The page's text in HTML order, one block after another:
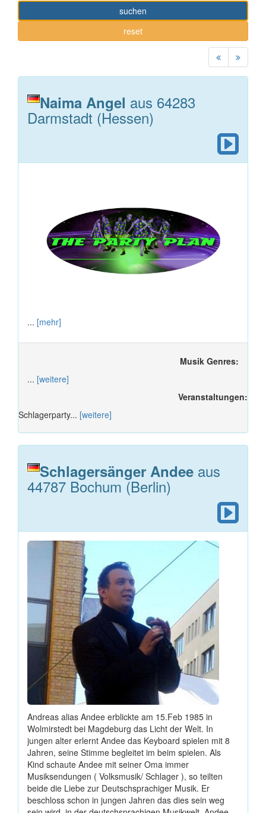
suchen
reset
Naima Angel aus 64283
Darmstadt (Hessen)
... [mehr]
Musik Genres:
... [weitere]
Veranstaltungen:
Schlagerparty... [weitere]
Schlagersänger Andee aus
44787 Bochum (Berlin)
Andreas alias Andee erblickte am 15.Feb 1985 in
Wolmirstedt bei Magdeburg das Licht der Welt. In
jungen alter erlernt Andee das Keyboard spielen mit 8
Jahren, seine Stimme begleitet im beim spielen. Als
Kind schaute Andee mit seiner Oma immer
Musiksendungen ( Volksmusik/ Schlager ), so teilten
beide die Liebe zur Deutschsprachiger Musik. Er
beschloss schon in jungen Jahren das dies sein weg